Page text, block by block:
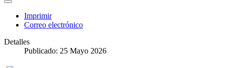
Imprimir
Correo electrónico
Detalles
Publicado: 25 Mayo 2026